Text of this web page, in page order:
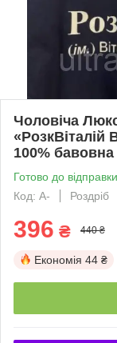
Чоловіча
«РозкВіталій
100% бавовна
Готово до відправки
Код: A-
Роздріб
396 ₴ 440 ₴
Економія 44 ₴